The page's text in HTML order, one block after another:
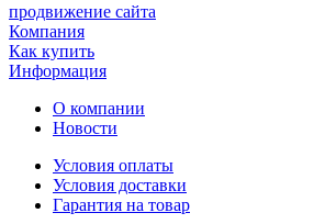
продвижение сайта
Компания
Как купить
Информация
О компании
Новости
Условия оплаты
Условия доставки
Гарантия на товар